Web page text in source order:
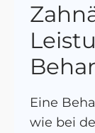
Eine
wie bei